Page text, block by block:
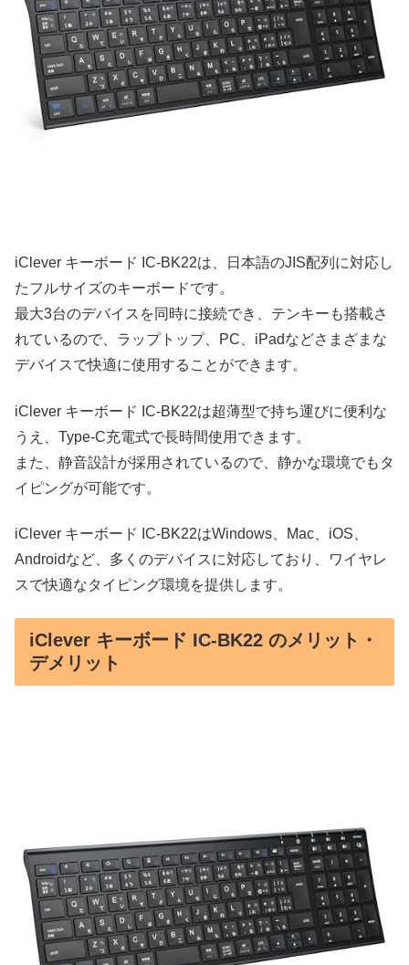
iClever キーボード IC-BK22は、日本語のJIS配列に対応し
たフルサイズのキーボードです。
最大3台のデバイスを同時に接続でき、テンキーも搭載さ
れているので、ラップトップ、PC、iPadなどさまざまな
デバイスで快適に使用することができます。
iClever キーボード IC-BK22は超薄型で持ち運びに便利な
うえ、Type-C充電式で長時間使用できます。
また、静音設計が採用されているので、静かな環境でもタ
イピングが可能です。
iClever キーボード IC-BK22はWindows、Mac、iOS、
Androidなど、多くのデバイスに対応しており、ワイヤレ
スで快適なタイピング環境を提供します。
iClever キーボード IC-BK22 のメリット・
デメリット